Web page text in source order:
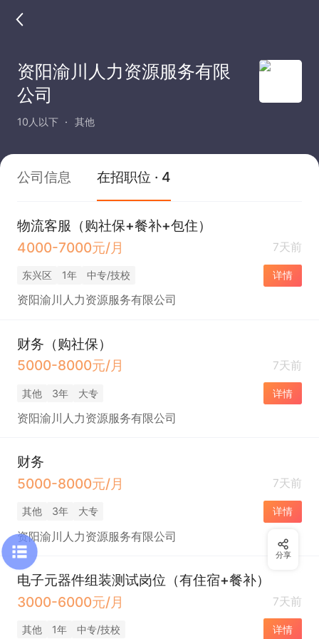
资阳渝川人力资源服务有限
公司
10人以下 其他
公司信息 在招职位 · 4
物流客服（购社保+餐补+包住）
4000-7000元/月
7天前
东兴区 1年 中专/技校 详情
资阳渝川人力资源服务有限公司
财务（购社保）
5000-8000元/月
7天前
其他 3年 大专 详情
资阳渝川人力资源服务有限公司
财务
5000-8000元/月
7天前
其他 3年 大专 详情
资阳渝川人力资源服务有限公司
电子元器件组装测试岗位（有住宿+餐补）
3000-6000元/月
7天前
其他 1年 中专/技校 详情
分享